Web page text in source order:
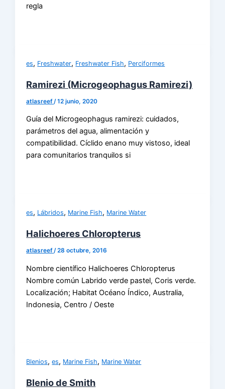
regla
es, Freshwater, Freshwater Fish, Perciformes
Ramirezi (Microgeophagus Ramirezi)
atlasreef /12 junio, 2020
Guía del Microgeophagus ramirezi: cuidados,
parámetros del agua, alimentación y
compatibilidad. Cíclido enano muy vistoso, ideal
para comunitarios tranquilos si
es, Lábridos, Marine Fish, Marine Water
Halichoeres Chloropterus
atlasreef/28 octubre, 2016
Nombre científico Halichoeres Chloropterus
Nombre común Labrido verde pastel, Coris verde.
Localización; Habitat Océano Índico, Australia,
Indonesia, Centro / Oeste
Blenios,es, Marine Fish, Marine Water
Blenio de Smith